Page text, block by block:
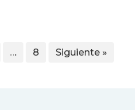
… 8 Siguiente »